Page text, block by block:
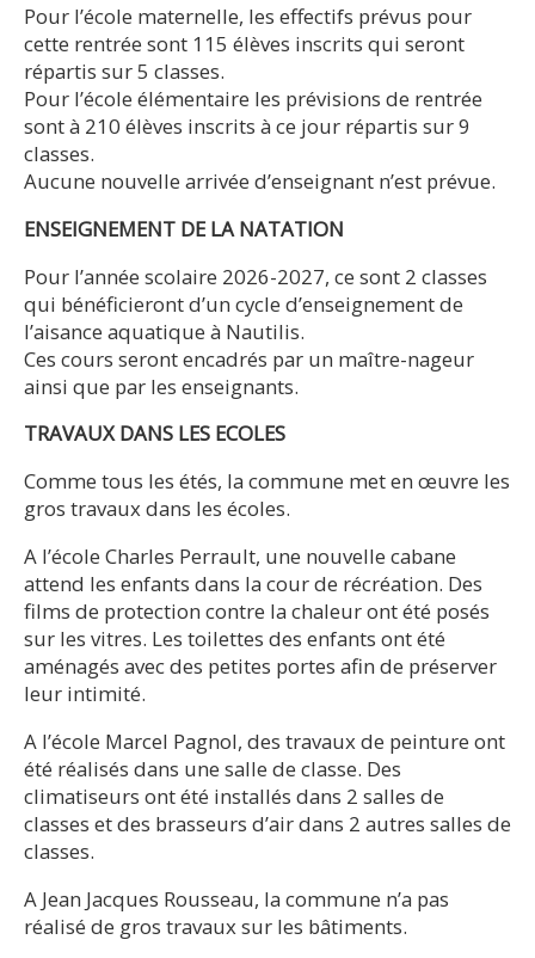
Pour l’école maternelle, les effectifs prévus pour
cette rentrée sont 115 élèves inscrits qui seront
répartis sur 5 classes.
Pour l’école élémentaire les prévisions de rentrée
sont à 210 élèves inscrits à ce jour répartis sur 9
classes.
Aucune nouvelle arrivée d’enseignant n’est prévue.
ENSEIGNEMENT DE LA NATATION
Pour l’année scolaire 2026-2027, ce sont 2 classes
qui bénéficieront d’un cycle d’enseignement de
l’aisance aquatique à Nautilis.
Ces cours seront encadrés par un maître-nageur
ainsi que par les enseignants.
TRAVAUX DANS LES ECOLES
Comme tous les étés, la commune met en œuvre les
gros travaux dans les écoles.
A l’école Charles Perrault, une nouvelle cabane
attend les enfants dans la cour de récréation. Des
films de protection contre la chaleur ont été posés
sur les vitres. Les toilettes des enfants ont été
aménagés avec des petites portes afin de préserver
leur intimité.
A l’école Marcel Pagnol, des travaux de peinture ont
été réalisés dans une salle de classe. Des
climatiseurs ont été installés dans 2 salles de
classes et des brasseurs d’air dans 2 autres salles de
classes.
A Jean Jacques Rousseau, la commune n’a pas
réalisé de gros travaux sur les bâtiments.